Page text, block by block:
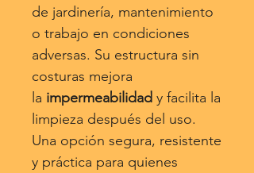
de jardinería, mantenimiento
o trabajo en condiciones
adversas. Su estructura sin
costuras mejora
la impermeabilidad y facilita la
limpieza después del uso.
Una opción segura, resistente
y práctica para quienes